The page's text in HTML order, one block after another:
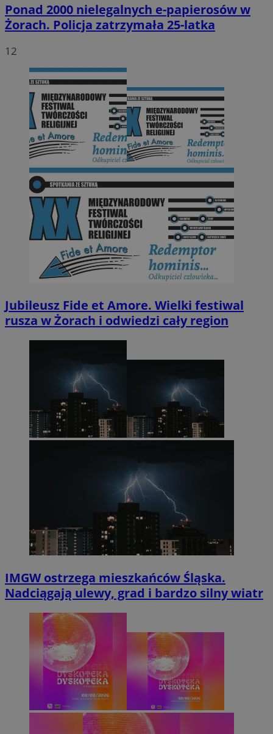
Ponad 2000 nielegalnych e-papierosów w
Żorach. Policja zatrzymała 25-latka
12
Jubileusz Fide et Amore. Wielki festiwal
rusza w Żorach i odwiedzi cały region
IMGW ostrzega mieszkańców Śląska.
Nadciągają ulewy, grad i bardzo silny wiatr